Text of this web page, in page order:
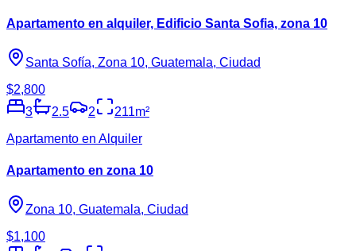
Apartamento en alquiler, Edificio Santa Sofia, zona 10
Santa Sofía, Zona 10, Guatemala, Ciudad
$2,800
3
2.5 2 211m²
Apartamento en Alquiler
Apartamento en zona 10
Zona 10, Guatemala, Ciudad
$1,100